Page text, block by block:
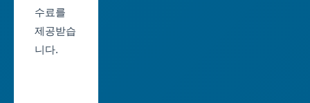
대
구
수료를
제공받습
니다.